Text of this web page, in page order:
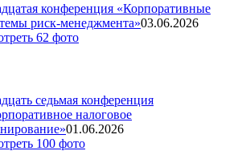
конференция «Корпоративные
риск-менеджмента»03.06.2026
62 фото
седьмая конференция
налоговое
01.06.2026
100 фото